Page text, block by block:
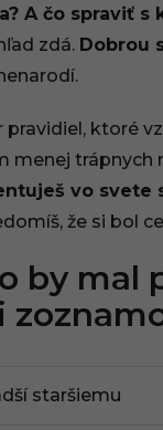
9
:
A čo spraviť s
zdá. Dobrou
pravidiel, ktoré
menej trápnych
vo svete
že si bol
by mal
staršiemu